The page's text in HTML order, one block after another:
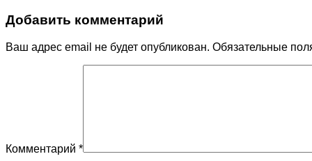
Добавить комментарий
Ваш адрес email не будет опубликован. Обязательные
Комментарий *